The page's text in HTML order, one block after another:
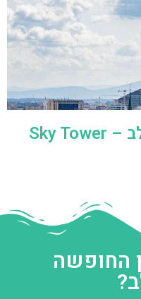
קניון במגדל סקיי בורוצלב – Sky Tower
החופשה